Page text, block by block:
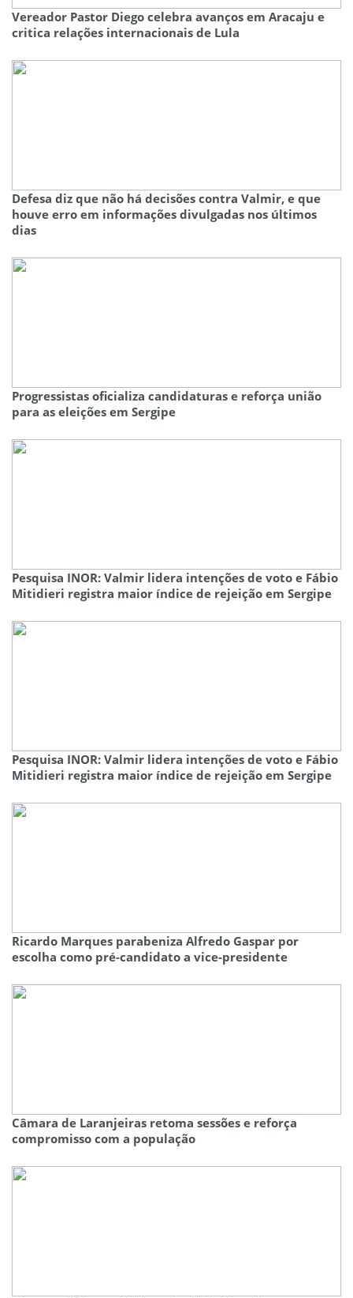
Vereador Pastor Diego celebra avanços em Aracaju e
critica relações internacionais de Lula
Defesa diz que não há decisões contra Valmir, e que
houve erro em informações divulgadas nos últimos
dias
Progressistas oficializa candidaturas e reforça união
para as eleições em Sergipe
Pesquisa INOR: Valmir lidera intenções de voto e Fábio
Mitidieri registra maior índice de rejeição em Sergipe
Pesquisa INOR: Valmir lidera intenções de voto e Fábio
Mitidieri registra maior índice de rejeição em Sergipe
Ricardo Marques parabeniza Alfredo Gaspar por
escolha como pré-candidato a vice-presidente
Câmara de Laranjeiras retoma sessões e reforça
compromisso com a população